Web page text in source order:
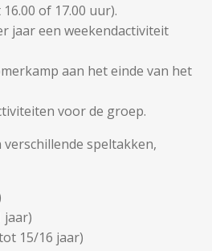
of 17.00 uur).
jaar een weekendactiviteit
aan het einde van het
voor de groep.
verschillende speltakken,
jaar)
15/16 jaar)